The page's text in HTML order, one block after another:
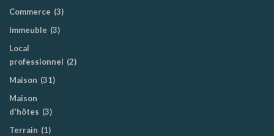
Commerce (3)
Immeuble (3)
Local
professionnel (2)
Maison (31)
Maison
d'hôtes (3)
Terrain (1)